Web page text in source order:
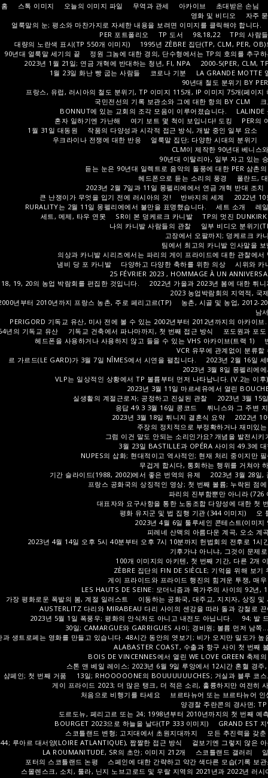
홈 스톡 이미지 오늘의 이미지 파일 무역과 관세 아카이브
초대받은 손님
영화 및 비디오
자주
얼룩말의 눈; 평소와 마찬가지로 자세한 내용을 보려면 이미지를 클릭해야 합니다.
PER 포트폴리오
TP 도서 98,18,22
TP의 사람들
대량의 노란색 표시(TP 550개 이미지)
1995년 ZÈBRE 집단(TP, CLM, PER,
90년대 얼룩말 세기의 끝
정원 그놈에 대한 경의, 단수형에서는 TP의 호의를 추구
2023년 1월 21일; 연금 개혁에 반대하는 청년, FI, NPA
2000-5(PER, CLM,
1월 23일 화난 빵 굽는 사람들
코로나 기분
LA GRANDE MOTTE
90년대 철도 분위기 BY PER
프랑스, 유럽, 러시아의 철도 분위기, TP 이미지 115개, IP 이미지 75개(페이지
국민전선의 기록 보관소와 그에 대한 항의 BY CLM
BONNUT에 있는 교회의 조각 모음이 이루어졌습니다.
LALINDE
혼자 일하기엔 가난해
여기 보트 몇 척이 보입니다! 도킹
PER의
1월 31일 대동원
작품의 다양성과 시각적 접근 방식, 개발 중인 일부 요소
우크라이나 전쟁에 대한 반응
얼룩말 집단; 다양한 시대의 분위기
CLM이 제작한 90년대 베니스
90년대 이탈리아, 일부 자고 있는
듣는 눈은 90년대 일렉트로 음악의 돌풍에 대한 PER 삼촌
헤드폰으로 듣는 소리의 풍경
폴란드,
2023년 2월 7일과 11일 몽펠리에에서 연금 개혁 반대 조치
큰 난쟁이가 무엇을 입기 전에 러시아의 것!
반바지의 세계
2022년
RURALITY는 2월 11일 몽펠리에에서 불만을 표명했습니다.
세트 소개
레
세트, 메제, 타우 연못
SR이 본 덩케르크 카니발
TP의 멋진
나의 카니발 사람들의 관찰
일부 비디오 분위기
고장에서 오팔까지; 덩케르크 카
팀에서 최고의 카니발 인사말을
의상과 카니발 시리즈에서는 파리의 게이 프라이드에 대한 관찰에서
냄비 당 포 카니발
다양하고 다양한 축하를 위한 의상
시위와 카
25 FÉVRIER 2023 , HOMMAGE À UN
18, 19, 20의 농업 박람회를 편집한 것입니다.
2022년 가을과 2023년 봄에 대한 튀니
2023 농업박람회의 지역적, 국
년부터 2010년까지 프랑스 농촌, 주로 페리고르(TP)
농촌, 시골 및 농업, 2012-
남
PERIGORD 기독교 유산, 미사 전에 볼 수 있는 2002년부터 2012년까지의 아카이
년의 기독교 유산
기독교 건축에서 파나마까지, 첫 번째 접근 방식
포도원과 포
헤드폰을 사용하거나 사용하지 않고 들을 수 있는 VHS 아카이브(트랙 1)
VCR 유무에 관계없이 분류
르 가르드(LE GARD)가 3월 7일 NÎMES에서 시연을 펼칩니다.
2023년 2월 16일
2023년 3월 8일 몽펠리에
VLP는 일상적인 상황에서 TP 볼륨부터 먼저 나타납니다. (V.2는 이후)
2023년 3월 11일 마르세유에서 열린
실생활의 계절근로자; 공정하고 진실된 관찰
2023년 3월 15
응답 49.3 3월 16일 콩코드
튀니스와 그 주변
2023년 3월 18일 튀니지 결혼식 요약
2022년
주장의 정치적으로 부정확하거나 재미있
그럼 이건 말도 안되는 소리인가요? 개념을 발전시
3월 23일 BASTILLE과 OPÉRA 사이의 49.3에
NUPES의 삽화; 현대적이고 역사적인; 현재 처리 중이지만
무겁게 합시다, 통회하는 행위를 거쳐야
기간 슬라이드(1988, 2002)에서 좋은 번역의 유제
2023년 3월 28일,
프랑스 공화국의 상징적인 영상; 첫 번째 볼륨; 누락된 점
파리의 진부함뿐만 아니라 (726
대표자와 요구사항을 통한 노동조합 다양성에 대한 첫
평화 유지군 및 법 집행 기관 (344 이미지)
오
2023년 4월 6일 툴루세인 콘테스트(이미지
피레네 산맥의 아름다운 계곡, 오소 계
2023년 4월 14일 오후 5시 40분부터 오후 7시 10분까지 헌법회의 전후로 1시
기후가냐 아니냐, 그것이 문제
100개 이미지의 아키텐, 첫 번째 기간, 다른 2개
ZÈBRE 집단의 FIN DE SIÈCLE; 기억을 위해 보기
게이 프라이드와 프라이드 행진의 힘겨운 투쟁, 매
LES HAUTS DE SEINE: 모더니즘과 목가주의 사이의 92년,
가장 평화로운 폭발의 봄, 계절 일러스트
이동하는 공화국, 대주교, 지지자, 상징
AUSTERLITZ 다리와 MIRABEAU 다리 사이의 센강을 따라 돌과 강철로
2023년 5월 1일 폭풍우; 평화의 안식처도 아니고 내전도 아닙니다.
94; 발
30일; CAMARGUE와 GARRIGUES 사이; 경비원; 볼륨 먼저 남쪽
과 생트로페는 영화를 만들고 있습니다. 48시간 동안의 엿보기; 비가 오지만 밀도가 높
ALABASTER COAST, 수출과 항구 사이 첫 번째
BOIS DE VINCENNES에서 열린 WE LOVE GREEN 축제
스톤 앤 베일 레이스; 2023년 6월 9일 루앙에서 12시간 혼혈 경주
샴페인; 첫 번째 거품
13일; RHOOOOONE의 BOUUUUUUCHES; 거실과 블루 코
게이 프라이드 2023; 더 많은 탱크, 더 적은 소리, 훌륭하지만 여전히
처음으로 비행기를 타세요
브르타뉴어 또는 브르타뉴어 인
양경찰 주란콘의 경사면;
도르도뉴, 페리고르 또는 24; 1998년부터 2010년까지의 첫 번째 예
BOURGET 2023으로 하늘을 날다(TP 333 이미지)
GRAND EST
스코틀랜드 변형; 고지대에서 초원지대까지
모든 추진력을 갖
44; 루아르 대서양(LOIRE ATLANTIQUE), 짭짤한 접근 방식
겉보기엔 그렇지 않은
LA ROUMANITUDE, SR의 초안; 이미지 212개
스코틀랜드 갤러리
포터의 스코틀랜드 논평
스페인에 대한 간략하고 약간 색다른 모습(기록 보
스몰렌스크, 소치, 툴라, 닌지 노브고로드 및 우랄 지역의 2021년과 2022년 러시